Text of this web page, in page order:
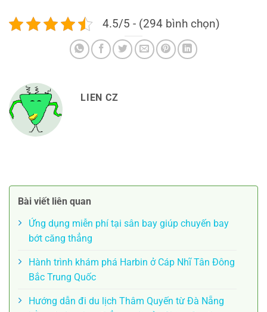
4.5/5 - (294 bình chọn)
LIEN CZ
Bài viết liên quan
Ứng dụng miễn phí tại sân bay giúp chuyến bay
bớt căng thẳng
Hành trình khám phá Harbin ở Cáp Nhĩ Tân Đông
Bắc Trung Quốc
Hướng dẫn đi du lịch Thâm Quyến từ Đà Nẵng